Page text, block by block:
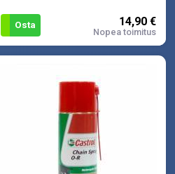
Osta 14,90 €
Nopea toimitus